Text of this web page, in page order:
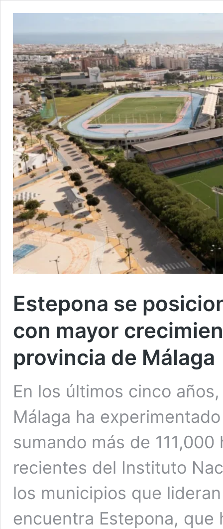
Estepona se
con mayor
provincia de Málaga
En los últimos cinco
Málaga ha
sumando más de
recientes del Instituto
los municipios que
encuentra Estepona, que